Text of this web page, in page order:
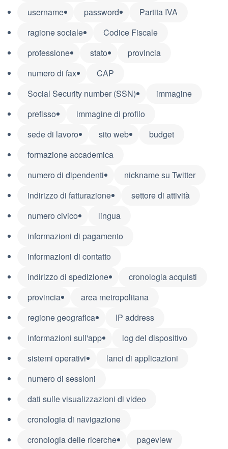
username
password
Partita IVA
ragione sociale
Codice Fiscale
professione
stato
provincia
numero di fax
CAP
Social Security number (SSN)
immagine
prefisso
immagine di profilo
sede di lavoro
sito web
budget
formazione accademica
numero di dipendenti
nickname su Twitter
indirizzo di fatturazione
settore di attività
numero civico
lingua
informazioni di pagamento
informazioni di contatto
indirizzo di spedizione
cronologia acquisti
provincia
area metropolitana
regione geografica
IP address
informazioni sull'app
log del dispositivo
sistemi operativi
lanci di applicazioni
numero di sessioni
dati sulle visualizzazioni di video
cronologia di navigazione
cronologia delle ricerche
pageview